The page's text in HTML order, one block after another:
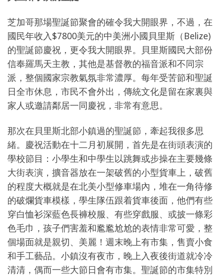
芝加哥那場聖誕節聚會的確令我大開眼界，不過，在
國民年收入$7800美元的中美洲小國貝里斯（Belize)
的聖誕節慶祝，更令我大開眼界。貝里斯國民大部份
信奉羅馬天主教，其他是基督教的福音派和不同宗
派，整個國家宗教氣氛非常濃厚。每年受苦節和聖誕
日全市休息，市民不會外出，傳統文化是留在家裏與
家人或邀請鄰居一同慶祝，非常有意思。
那次在貝里斯北部小鎮過的聖誕節，牽起我很多思
緒。慶祝活動在十二月初展開，首先是在街頭表演的
學校節目：小學生和中學生以跳舞或步操在主要幾條
大街表演，擴音器放在一架破舊的小型貨車上，破舊
的程度大概就是在北美小型修車場內，堆在一角待修
的破爛貨車模樣，學生隊伍跟着貨車後面，他們有些
穿白恤衫深藍色長褲校服、有些穿戲服、或披一條彩
色毛巾，孩子們害羞和尷尷尬尬的表情非常可愛，整
個場面就是親切、美麗！週末晚上有市集，售賣小食
和手工藝品。小鎮沒有夜市，晚上入夜後街道就冷冷
清清，偶而一些大節日會有市集。聖誕節的市集特別